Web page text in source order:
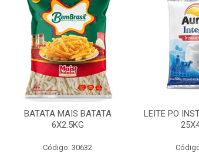
BATATA MAIS BATATA
6X2.5KG
Código: 30632
LEITE PO